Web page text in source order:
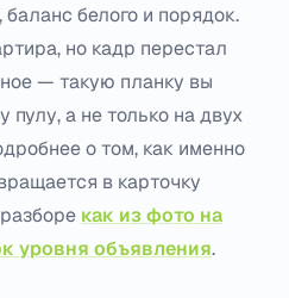
белого и порядок.
но кадр перестал
— такую планку вы
а не только на двух
о том, как именно
в карточку
как из фото на
уровня объявления.